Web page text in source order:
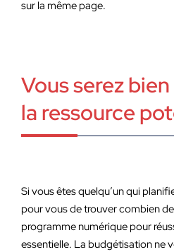
sur la même page.
Vous serez
la ressource
Si vous êtes quelqu’un qui
pour vous de trouver combien
programme numérique pour
essentielle. La budgétisation ne